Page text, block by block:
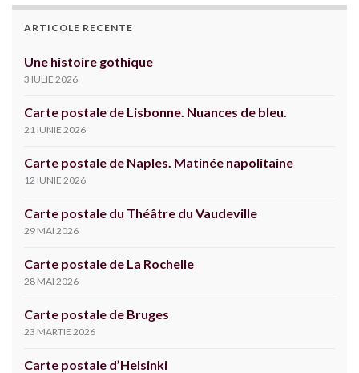
ARTICOLE RECENTE
Une histoire gothique
3 IULIE 2026
Carte postale de Lisbonne. Nuances de bleu.
21 IUNIE 2026
Carte postale de Naples. Matinée napolitaine
12 IUNIE 2026
Carte postale du Théâtre du Vaudeville
29 MAI 2026
Carte postale de La Rochelle
28 MAI 2026
Carte postale de Bruges
23 MARTIE 2026
Carte postale d’Helsinki